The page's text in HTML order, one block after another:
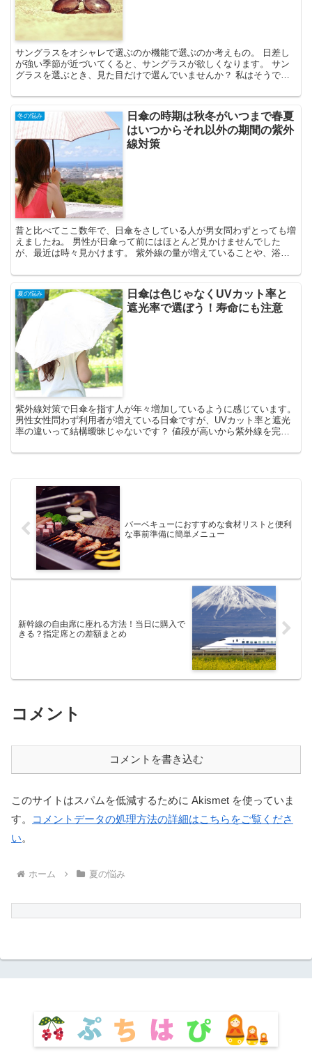
サングラスをオシャレで選ぶのか機能で選ぶのか考えもの。 日差し
が強い季節が近づいてくると、サングラスが欲しくなります。 サン
グラスを選ぶとき、見た目だけで選んでいませんか？ 私はそうでし
冬の悩み
日傘の時期は秋冬がいつまで春夏
はいつからそれ以外の期間の紫外
線対策
昔と比べてここ数年で、日傘をさしている人が男女問わずとっても増
えましたね。 男性が日傘って前にはほとんど見かけませんでした
が、最近は時々見かけます。 紫外線の量が増えていることや、浴び
夏の悩み
日傘は色じゃなくUVカット率と
遮光率で選ぼう！寿命にも注意
紫外線対策で日傘を指す人が年々増加しているように感じています。
男性女性問わず利用者が増えている日傘ですが、UVカット率と遮光
率の違いって結構曖昧じゃないです？ 値段が高いから紫外線を完全
バーベキューにおすすめな食材リストと便利
な事前準備に簡単メニュー
新幹線の自由席に座れる方法！当日に購入で
きる？指定席との差額まとめ
コメント
コメントを書き込む
このサイトはスパムを低減するために Akismet を使っていま
す。
コメントデータの処理方法の詳細はこちらをご覧くださ
い。
ホーム 夏の悩み